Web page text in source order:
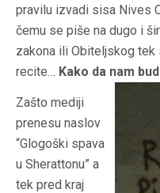
pravilu izvadi sisa Nives
čemu se piše na dugo i
zakona ili Obiteljskog
recite… Kako da nam
Zašto mediji
prenesu naslov
“Glogoški spava
u Sherattonu” a
tek pred kraj